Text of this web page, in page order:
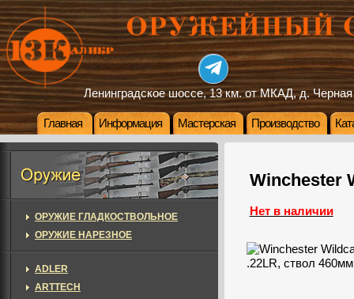
Ленинградское шоссе, 13 км. от МКАД, д. Черная
Главная Информация Мастерская Производство
Winchester
Нет в наличии
ОРУЖИЕ ГЛАДКОСТВОЛЬНОЕ
ОРУЖИЕ НАРЕЗНОЕ
ADLER
ARTTECH